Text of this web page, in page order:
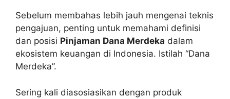
Sebelum membahas lebih jauh mengenai teknis
pengajuan, penting untuk memahami definisi
dan posisi Pinjaman Dana Merdeka dalam
ekosistem keuangan di Indonesia. Istilah “Dana
Merdeka”.
Sering kali diasosiasikan dengan produk